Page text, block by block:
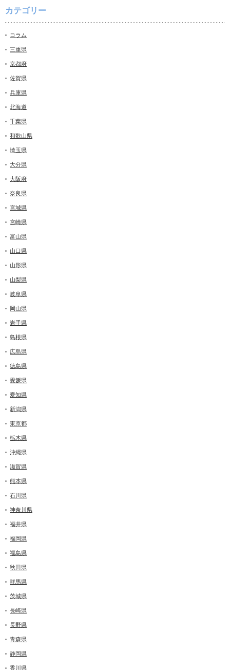
カテゴリー
コラム
三重県
京都府
佐賀県
兵庫県
北海道
千葉県
和歌山県
埼玉県
大分県
大阪府
奈良県
宮城県
宮崎県
富山県
山口県
山形県
山梨県
岐阜県
岡山県
岩手県
島根県
広島県
徳島県
愛媛県
愛知県
新潟県
東京都
栃木県
沖縄県
滋賀県
熊本県
石川県
神奈川県
福井県
福岡県
福島県
秋田県
群馬県
茨城県
長崎県
長野県
青森県
静岡県
香川県